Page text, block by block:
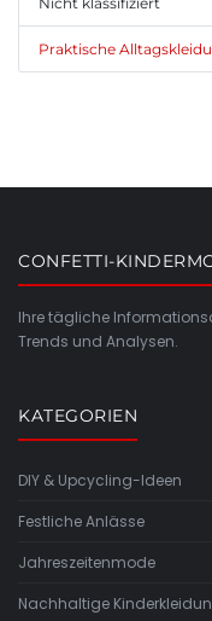
Praktische
CONFETTI-
Ihre tägliche
Trends und Analysen.
KATEGORIEN
DIY & Upcycling-Ideen
Festliche Anlässe
Jahreszeitenmode
Nachhaltige